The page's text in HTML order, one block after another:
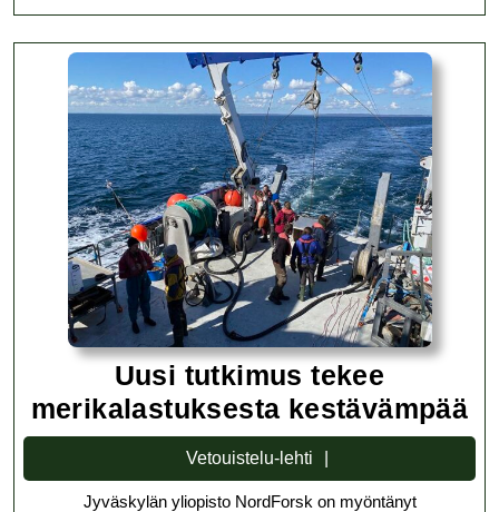
Uusi tutkimus tekee
merikalastuksesta kestävämpää
Vetouistelu-lehti
lehti
Jyväskylän yliopisto NordForsk on myöntänyt